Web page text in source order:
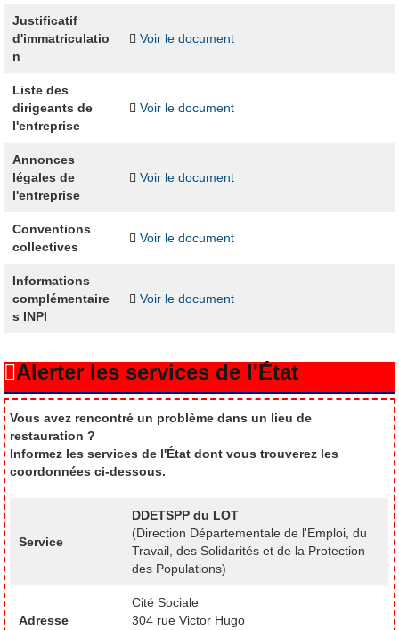
Justificatif
d'immatriculatio
n
Voir le document
Liste des
dirigeants de
l'entreprise
Voir le document
Annonces
légales de
l'entreprise
Voir le document
Conventions
collectives
Voir le document
Informations
complémentaire
s INPI
Voir le document
Alerter les services de l'État
Vous avez rencontré un problème dans un lieu de
restauration ?
Informez les services de l'État dont vous trouverez les
coordonnées ci-dessous.
Service
DDETSPP du LOT
(Direction Départementale de l'Emploi, du
Travail, des Solidarités et de la Protection
des Populations)
Adresse
Cité Sociale
304 rue Victor Hugo